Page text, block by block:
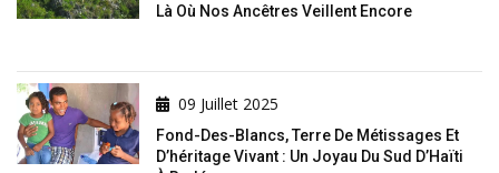
Là Où Nos Ancêtres Veillent Encore
09 Juillet 2025
Fond-Des-Blancs, Terre De Métissages Et
D’héritage Vivant : Un Joyau Du Sud D’Haïti